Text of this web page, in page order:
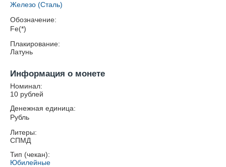
Железо (Сталь)
Обозначение:
Fe(*)
Плакирование:
Латунь
Информация о монете
Номинал:
10 рублей
Денежная единица:
Рубль
Литеры:
СПМД
Тип (чекан):
Юбилейные